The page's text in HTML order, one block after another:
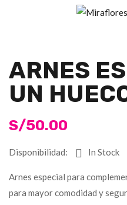
ARNES
UN
S/50.00
Disponibilidad: In Stock
Arnes especial para
para mayor comodidad y